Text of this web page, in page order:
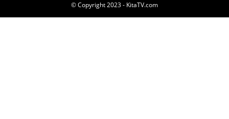
© Copyright 2023 - KitaTV.com